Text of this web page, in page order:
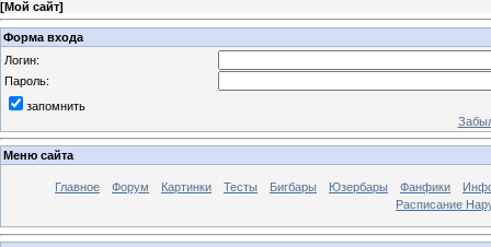
[Мой сайт]
Форма входа
Логин:
Пароль:
запомнить
Меню сайта
Главное Форум Картинки Тесты Бигбары Юзербары Фанфики
Расписание